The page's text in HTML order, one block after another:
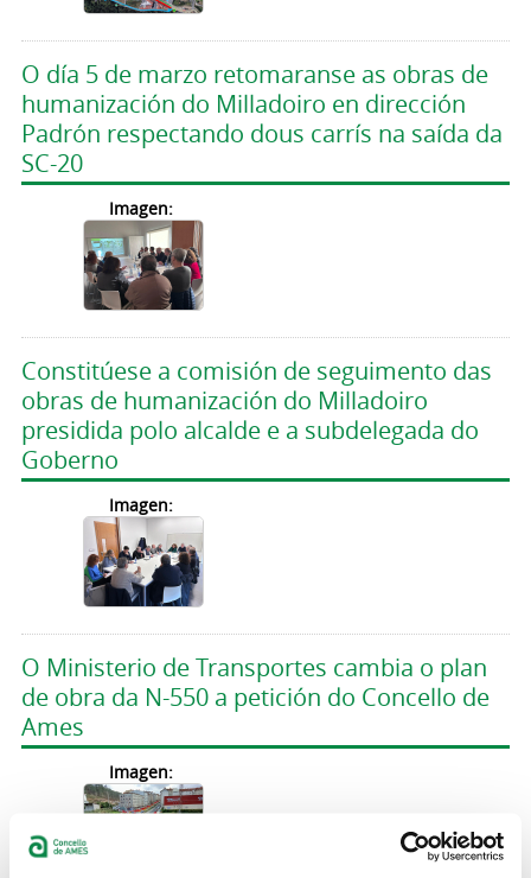
O día 5 de marzo retomaranse as obras de
humanización do Milladoiro en dirección
Padrón respectando dous carrís na saída da
SC-20
Imagen:
Constitúese a comisión de seguimento das
obras de humanización do Milladoiro
presidida polo alcalde e a subdelegada do
Goberno
Imagen:
O Ministerio de Transportes cambia o plan
de obra da N-550 a petición do Concello de
Ames
Imagen: